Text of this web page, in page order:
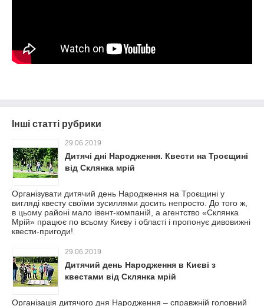
Інші статті рубрики
29.06.2019
Дитячі дні Народження. Квести на Троєщині
від Склянка мрій
Організувати дитячий день Народження на Троєщині у
вигляді квесту своїми зусиллями досить непросто. До того ж,
в цьому районі мало івент-компаній, а агентство «Склянка
Мрій» працює по всьому Києву і області і пропонує дивовижні
квести-пригоди!
29.06.2019
Дитячий день Народження в Києві з
квестами від Склянка мрій
Організація дитячого дня Народження – справжній головний